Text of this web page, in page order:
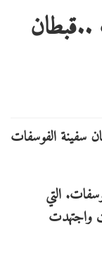
..قبطان
التي
واجتهدت